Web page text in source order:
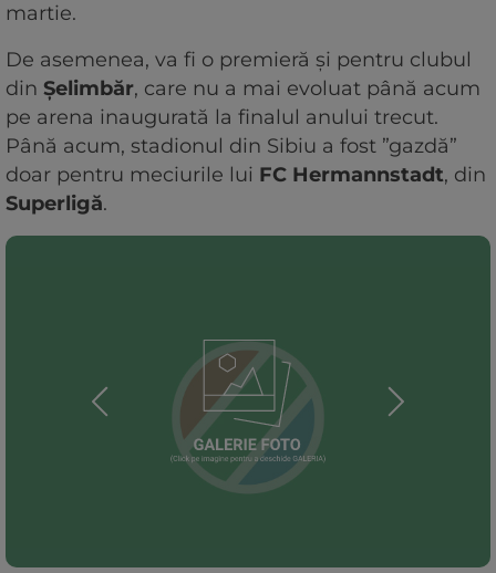
martie.
De asemenea, va fi o premieră și pentru clubul
din Șelimbăr, care nu a mai evoluat până acum
pe arena inaugurată la finalul anului trecut.
Până acum, stadionul din Sibiu a fost ”gazdă”
doar pentru meciurile lui FC Hermannstadt, din
Superligă.